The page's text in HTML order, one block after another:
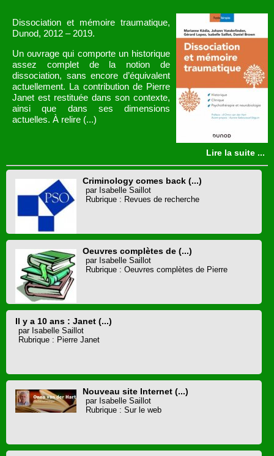
Dissociation et mémoire traumatique,
Dunod, 2012 – 2019.
Un ouvrage qui comporte un historique
assez complet de la notion de
dissociation, sans encore d’équivalent
actuellement. La contribution de Pierre
Janet est restituée dans son contexte,
ainsi que dans ses dimensions
actuelles. À relire (...)
Lire la suite ...
Criminology comes back (...)
par Isabelle Saillot
Rubrique : Revues de recherche
Oeuvres complètes de (...)
par Isabelle Saillot
Rubrique : Oeuvres complètes de Pierre
Il y a 10 ans : Janet (...)
par Isabelle Saillot
Rubrique : Pierre Janet
Nouveau site Internet (...)
par Isabelle Saillot
Rubrique : Sur le web